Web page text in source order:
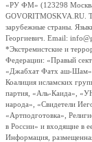
«РУ ФМ» (123298
GOVORITMOSKVA.RU.
зарубежные страны.
Георгиевич. Email:
*Экстремистские и
Федерации: «Правый
«Джабхат Фатх аш-Шам»
Коалиция исламских
партия, «Аль-Каида»,
народа», «Свидетели
«Артподготовка»,
в России» и входящие в
Информация,